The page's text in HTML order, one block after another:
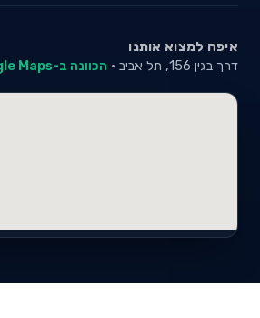
איפה למצוא אותנו
דרך בגין 156, תל אביב · הכוונה ב-Google Maps ←